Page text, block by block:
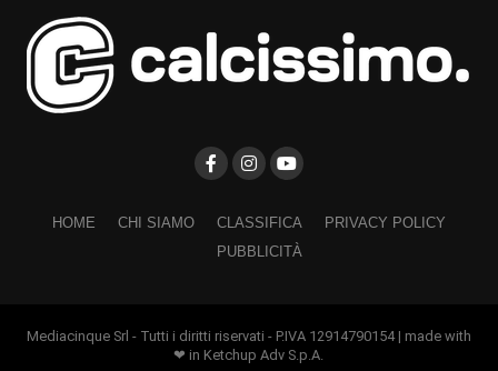
HOME CHI SIAMO CLASSIFICA
PRIVACY POLICY
PUBBLICITÀ
Mediacinque Srl - Tutti i diritti riservati - P.IVA 12914790154 | made with
❤ in Ketchup Adv S.p.A.